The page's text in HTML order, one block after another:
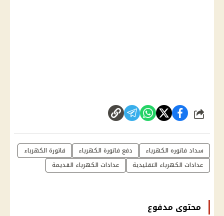
شارك
سداد فاتوره الكهرباء دفع فاتورة الكهرباء
فاتورة الكهرباء
عدادات الكهرباء التقليدية
عدادات الكهرباء القديمة
محتوى مدفوع